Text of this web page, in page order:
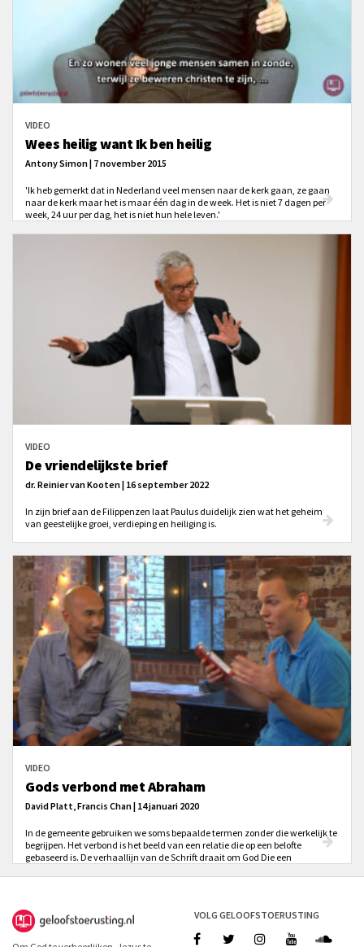
VIDEO
Wees heilig want Ik ben heilig
Antony Simon | 7 november 2015
'Ik heb gemerkt dat in Nederland veel mensen naar de kerk gaan, ze gaan
naar de kerk maar het is maar één dag in de week. Het is niet 7 dagen per
week, 24 uur per dag, het is niet hun hele leven.'
VIDEO
De vriendelijkste brief
dr. Reinier van Kooten | 16 september 2022
In zijn brief aan de Filippenzen laat Paulus duidelijk zien wat het geheim
van geestelijke groei, verdieping en heiliging is.
VIDEO
Gods verbond met Abraham
David Platt, Francis Chan | 14 januari 2020
In de gemeente gebruiken we soms bepaalde termen zonder die werkelijk te
begrijpen. Het verbond is het beeld van een relatie die op een belofte
gebaseerd is. De verhaallijn van de Schrift draait om God Die een
VOLG GELOOFSTOERUSTING